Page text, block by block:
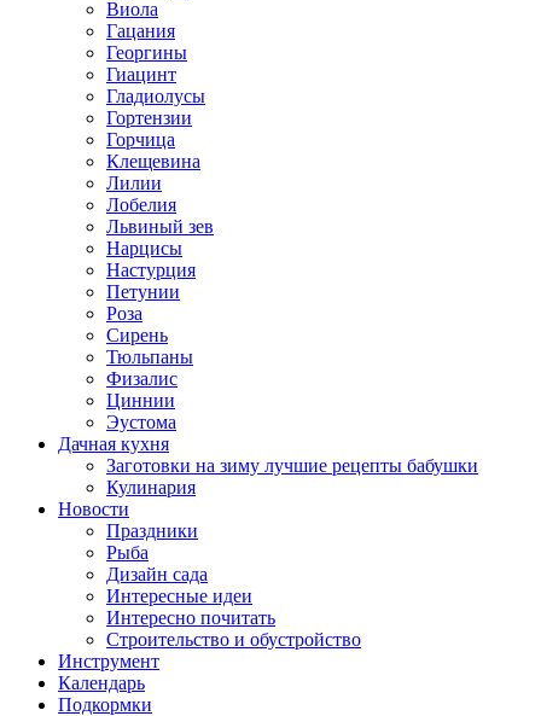
Виола
Гацания
Георгины
Гиацинт
Гладиолусы
Гортензии
Горчица
Клещевина
Лилии
Лобелия
Львиный зев
Нарцисы
Настурция
Петунии
Роза
Сирень
Тюльпаны
Физалис
Циннии
Эустома
Дачная кухня
Заготовки на зиму лучшие рецепты бабушки
Кулинария
Новости
Праздники
Рыба
Дизайн сада
Интересные идеи
Интересно почитать
Строительство и обустройство
Инструмент
Календарь
Подкормки